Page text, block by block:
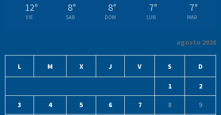
12°
VIE
8°
SAB
8°
DOM
7°
LUN
7°
MAR
agosto 2026
L M X J V S D
1 2
3 4 5 6 7 8 9